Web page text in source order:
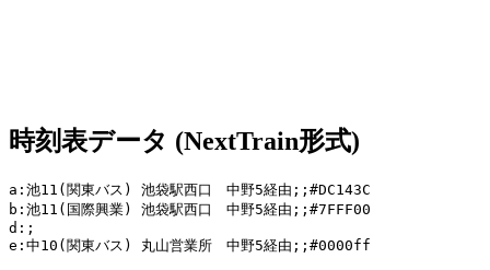
時刻表データ (NextTrain形式)
a:池11(関東バス) 池袋駅西口　中野5経由;;#DC143C
b:池11(国際興業) 池袋駅西口　中野5経由;;#7FFF00
d:;
e:中10(関東バス) 丸山営業所　中野5経由;;#0000ff